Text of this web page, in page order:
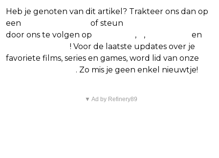
Heb je genoten van dit artikel? Trakteer ons dan op
een
of steun
door ons te volgen op
, ,
en
! Voor de laatste updates over je
favoriete films, series en games, word lid van onze
. Zo mis je geen enkel nieuwtje!
▼ Ad by Refinery89